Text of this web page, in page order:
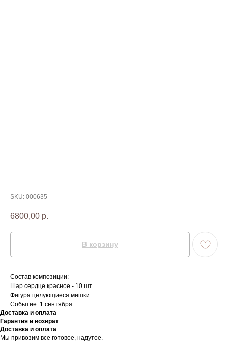
SKU: 000635
6800,00 р.
В корзину
Состав композиции:
Шар сердце красное - 10 шт.
Фигура целующиеся мишки
Событие: 1 сентября
Доставка и оплата
Гарантия и возврат
Доставка и оплата
Мы привозим все готовое, надутое.